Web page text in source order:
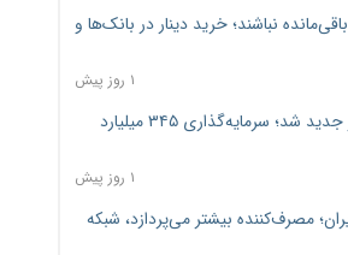
نباشند؛ خرید دینار در بانک‌ها و
۱ روز پیش
جنگ کریدورها وارد فاز جدید شد؛ سرمایه‌گذاری ۳۴۵ میلیارد
۱ روز پیش
مصرف‌کننده بیشتر می‌پردازد، شبکه